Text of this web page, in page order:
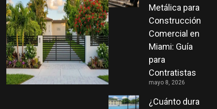
Metálica para
Construcción
Comercial en
Miami: Guía
para
Contratistas
mayo 8, 2026
¿Cuánto dura